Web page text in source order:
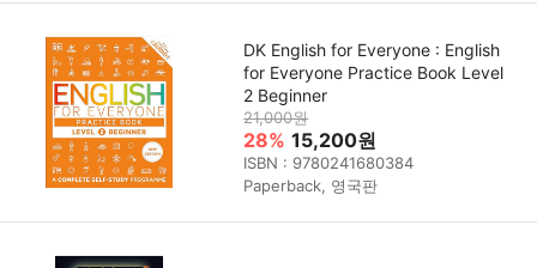
DK English for Everyone : English
for Everyone Practice Book Level
2 Beginner
21,000원
28% 15,200원
ISBN : 9780241680384
Paperback, 영국판